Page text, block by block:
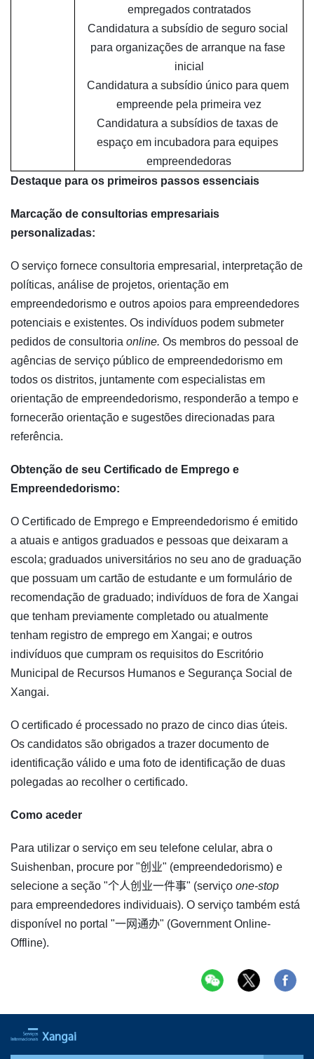
empregados contratados
Candidatura a subsídio de seguro social
para organizações de arranque na fase
inicial
Candidatura a subsídio único para quem
empreende pela primeira vez
Candidatura a subsídios de taxas de
espaço em incubadora para equipes
empreendedoras
Destaque para os primeiros passos essenciais
Marcação de consultorias empresariais
personalizadas:
O serviço fornece consultoria empresarial, interpretação de
políticas, análise de projetos, orientação em
empreendedorismo e outros apoios para empreendedores
potenciais e existentes. Os indivíduos podem submeter
pedidos de consultoria online. Os membros do pessoal de
agências de serviço público de empreendedorismo em
todos os distritos, juntamente com especialistas em
orientação de empreendedorismo, responderão a tempo e
fornecerão orientação e sugestões direcionadas para
referência.
Obtenção de seu Certificado de Emprego e
Empreendedorismo:
O Certificado de Emprego e Empreendedorismo é emitido
a atuais e antigos graduados e pessoas que deixaram a
escola; graduados universitários no seu ano de graduação
que possuam um cartão de estudante e um formulário de
recomendação de graduado; indivíduos de fora de Xangai
que tenham previamente completado ou atualmente
tenham registro de emprego em Xangai; e outros
indivíduos que cumpram os requisitos do Escritório
Municipal de Recursos Humanos e Segurança Social de
Xangai.
O certificado é processado no prazo de cinco dias úteis.
Os candidatos são obrigados a trazer documento de
identificação válido e uma foto de identificação de duas
polegadas ao recolher o certificado.
Como aceder
Para utilizar o serviço em seu telefone celular, abra o
Suishenban, procure por "创业" (empreendedorismo) e
selecione a seção "个人创业一件事" (serviço one-stop
para empreendedores individuais). O serviço também está
disponível no portal "一网通办" (Government Online-
Offline).